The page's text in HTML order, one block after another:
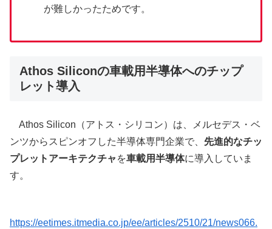
が難しかったためです。
Athos Siliconの車載用半導体へのチップ
レット導入
Athos Silicon（アトス・シリコン）は、メルセデス・ベ
ンツからスピンオフした半導体専門企業で、 先進的なチッ
プレットアーキテクチャ を車載用半導体に導入していま
す。
https://eetimes.itmedia.co.jp/ee/articles/2510/21/news066.